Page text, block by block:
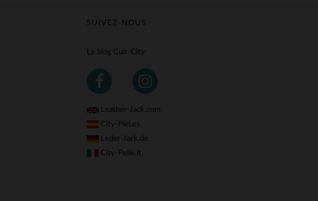
SUIVEZ-NOUS
Le blog Cuir-City
Leather-Jack.com
City-Piel.es
Leder-Jack.de
City-Pelle.it